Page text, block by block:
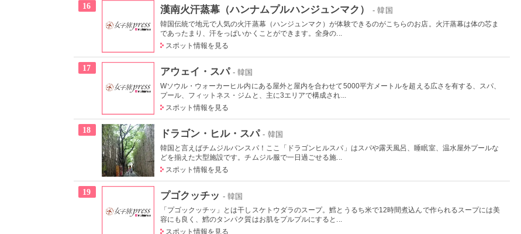
16 漢南火汗蒸幕（ハンナムプルハンジュンマク） - 韓国
韓国伝統で地元で人気の火汗蒸幕（ハンジュンマク）が体験できるのがこちらのお店。火汗蒸幕は体の芯ま
であったまり、汗をっぱいかくことができます。全身の...
スポット情報を見る
17 アウェイ・スパ - 韓国
Wソウル・ウォーカーヒル内にある屋外と屋内を合わせて5000平方メートルを超える広さを有する、スパ、
プール、フィットネス・ジムと、主に3エリアで構成され...
スポット情報を見る
18 ドラゴン・ヒル・スパ - 韓国
韓国と言えばチムジルバンスパ！ここ「ドラゴンヒルスパ」はスパや露天風呂、睡眠室、温水屋外プールな
どを揃えた大型施設です。チムジル服で一日過ごせる施...
スポット情報を見る
19 プゴクッチッ - 韓国
「プゴックッチッ」とは干しスケトウダラのスープ。鱈とうるち米で12時間煮込んで作られるスープには美
容にも良く、鱈のタンパク質はお肌をプルプルにすると...
スポット情報を見る